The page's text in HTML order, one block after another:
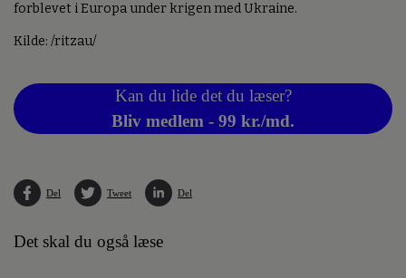
forblevet i Europa under krigen med Ukraine.
Kilde: /ritzau/
Kan du lide det du læser?
Bliv medlem - 99 kr./md.
Del Tweet Del
Det skal du også læse